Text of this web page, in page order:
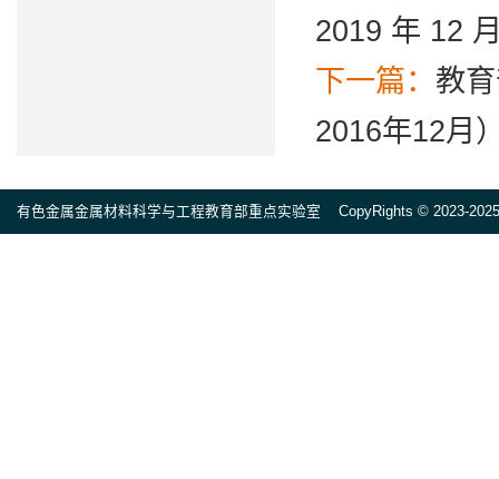
2019 年 12
下一篇： 教
2016年12月
有色金属金属材料科学与工程教育部重点实验室 CopyRights © 2023-